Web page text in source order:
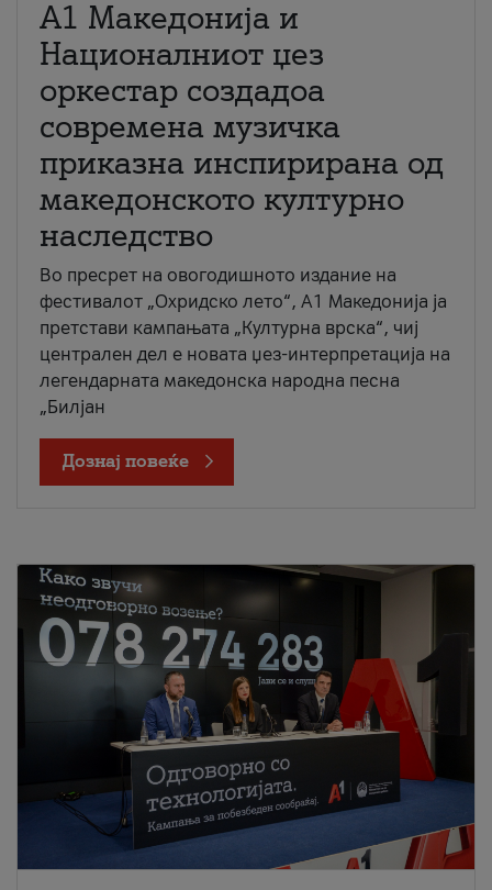
А1 Македонија и
Националниот џез
оркестар создадоа
современа музичка
приказна инспирирана од
македонското културно
наследство
Во пресрет на овогодишното издание на
фестивалот „Охридско лето“, А1 Македонија ја
претстави кампањата „Културна врска“, чиј
централен дел е новата џез-интерпретација на
легендарната македонска народна песна
„Билјан
Дознај повеќе